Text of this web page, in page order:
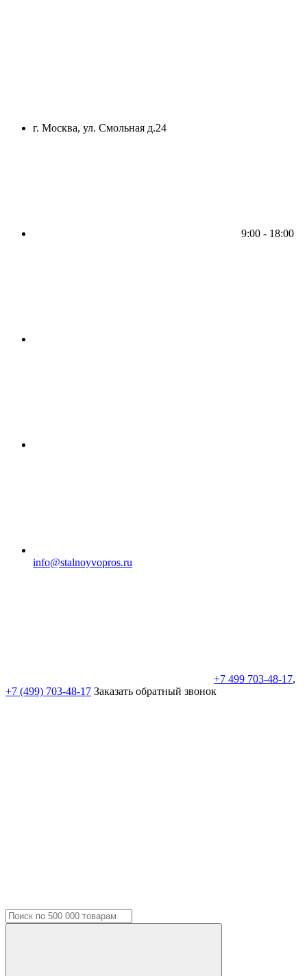
г. Москва, ул. Смольная д.24
9:00 - 18:00
info@stalnoyvopros.ru
+7 499 703-48-17,
+7 (499) 703-48-17 Заказать обратный звонок